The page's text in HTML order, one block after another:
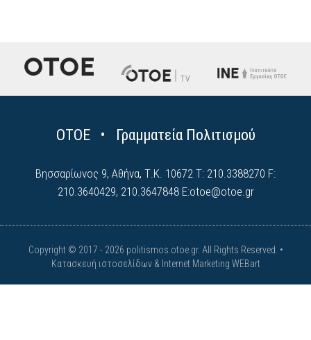
ΟΤΟΕ • Γραμματεία Πολιτισμού
Βησσαρίωνος 9, Αθήνα, Τ.Κ. 10672 Τ: 210.3388270 F:
210.3640429, 210.3647848 E:otoe@otoe.gr
Copyright © 2017 - 2026 politismos.otoe.gr. All Rights Reserved. •
Κατασκευή ιστοσελίδων & Internet Marketing WEBart